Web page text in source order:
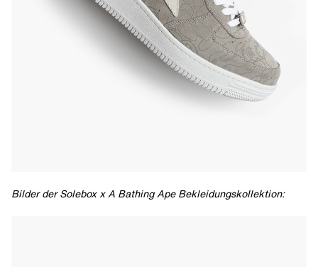
Bilder der Solebox x A Bathing Ape Bekleidungskollektion: